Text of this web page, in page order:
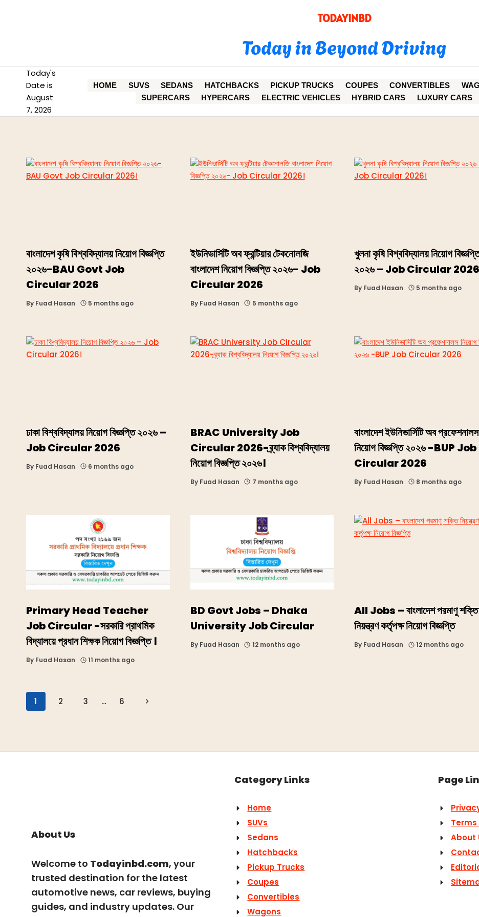
TODAYINBD
Today in Beyond Driving
Today's
Date is
August
7, 2026
HOME SUVS SEDANS HATCHBACKS PICKUP TRUCKS COUPES CONVERTIBLES
SUPERCARS
HYPERCARS ELECTRIC VEHICLES HYBRID CARS LUXURY CARS
বাংলাদেশ কৃষি বিশ্ববিদ্যালয় নিয়োগ বিজ্ঞপ্তি
২০২৬-BAU Govt Job
Circular 2026
By Fuad Hasan 5 months ago
ইউনিভার্সিটি অব ফ্রন্টিয়ার টেকনোলজি
বাংলাদেশ নিয়োগ বিজ্ঞপ্তি ২০২৬- Job
Circular 2026
By Fuad Hasan 5 months ago
খুলনা কৃষি বিশ্ববিদ্যালয় নিয়োগ
২০২৬ – Job Circular 2026
By Fuad Hasan 5 months ago
ঢাকা বিশ্ববিদ্যালয় নিয়োগ বিজ্ঞপ্তি ২০২৬ –
Job Circular 2026
By Fuad Hasan 6 months ago
BRAC University Job
Circular 2026-ব্র্যাক বিশ্ববিদ্যালয়
নিয়োগ বিজ্ঞপ্তি ২০২৬।
By Fuad Hasan 7 months ago
বাংলাদেশ ইউনিভার্সিটি অব প্রফেশনালস
নিয়োগ বিজ্ঞপ্তি ২০২৬ -BUP Job
Circular 2026
By Fuad Hasan 8 months ago
Primary Head Teacher
Job Circular -সরকারি প্রাথমিক
বিদ্যালয়ে প্রধান শিক্ষক নিয়ােগ বিজ্ঞপ্তি ।
By Fuad Hasan 11 months ago
BD Govt Jobs – Dhaka
University Job Circular
By Fuad Hasan 12 months ago
All Jobs – বাংলাদেশ পরমাণু শক্তি
নিয়ন্ত্রণ কর্তৃপক্ষ নিয়োগ বিজ্ঞপ্তি
By Fuad Hasan 12 months ago
Page
Navigation
1 2 3 … 6
Next
About Us
Welcome to Todayinbd.com, your
trusted destination for the latest
automotive news, car reviews, buying
guides, and industry updates. Our
Category Links
Home
SUVs
Sedans
Hatchbacks
Pickup Trucks
Coupes
Convertibles
Wagons
Page
About